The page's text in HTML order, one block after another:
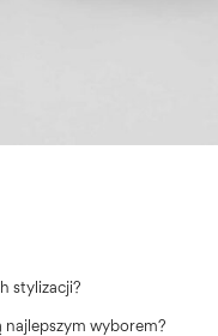
stylizacji?
wyborem?